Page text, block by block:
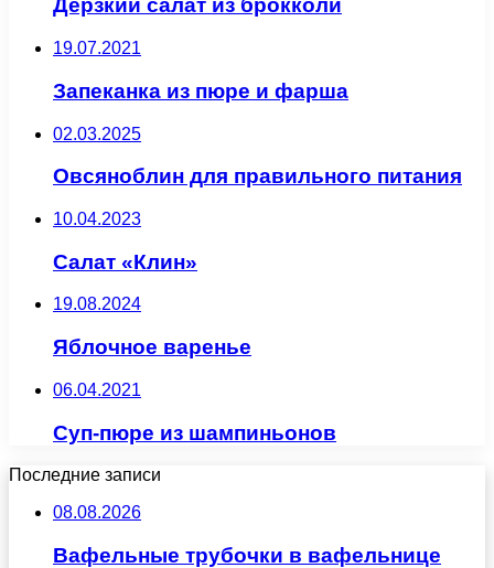
Дерзкий салат из брокколи
19.07.2021
Запеканка из пюре и фарша
02.03.2025
Овсяноблин для правильного питания
10.04.2023
Салат «Клин»
19.08.2024
Яблочное варенье
06.04.2021
Суп-пюре из шампиньонов
Последние записи
08.08.2026
Вафельные трубочки в вафельнице